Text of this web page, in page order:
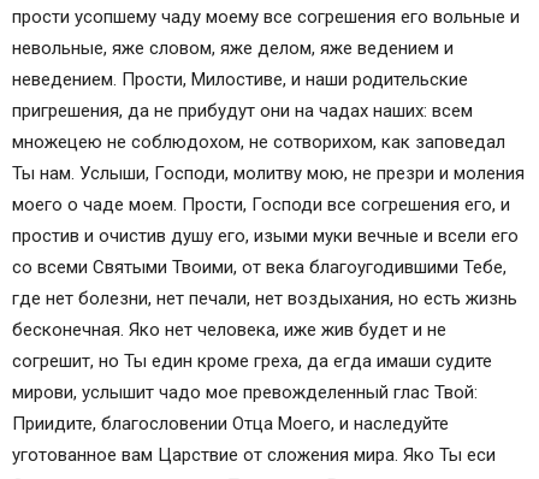
прости усопшему чаду моему все согрешения его вольные и
невольные, яже словом, яже делом, яже ведением и
неведением. Прости, Милостиве, и наши родительские
пригрешения, да не прибудут они на чадах наших: всем
множецею не соблюдохом, не сотворихом, как заповедал
Ты нам. Услыши, Господи, молитву мою, не презри и моления
моего о чаде моем. Прости, Господи все согрешения его, и
простив и очистив душу его, изыми муки вечные и всели его
со всеми Святыми Твоими, от века благоугодившими Тебе,
где нет болезни, нет печали, нет воздыхания, но есть жизнь
бесконечная. Яко нет человека, иже жив будет и не
согрешит, но Ты един кроме греха, да егда имаши судите
мирови, услышит чадо мое превожделенный глас Твой:
Приидите, благословении Отца Моего, и наследуйте
уготованное вам Царствие от сложения мира. Яко Ты еси